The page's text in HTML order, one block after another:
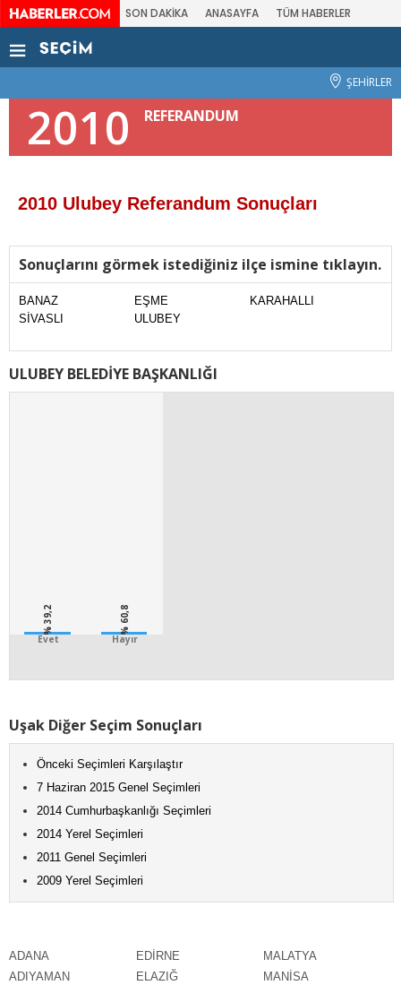
SON DAKİKA ANASAYFA TÜM HABERLER
ŞEHİRLER
2010 REFERANDUM
2010 Ulubey Referandum Sonuçları
ADANA
ADIYAMAN
EDİRNE
ELAZIĞ
MALATYA
MANİSA
Sonuçlarını görmek istediğiniz ilçe ismine tıklayın.
BANAZ EŞME
KARAHALLI
SİVASLI
ULUBEY
ULUBEY BELEDİYE BAŞKANLIĞI
% 39,2
Evet
% 60,8
Hayır
Uşak Diğer Seçim Sonuçları
Önceki Seçimleri Karşılaştır
7 Haziran 2015 Genel Seçimleri
2014 Cumhurbaşkanlığı Seçimleri
2014 Yerel Seçimleri
2011 Genel Seçimleri
2009 Yerel Seçimleri